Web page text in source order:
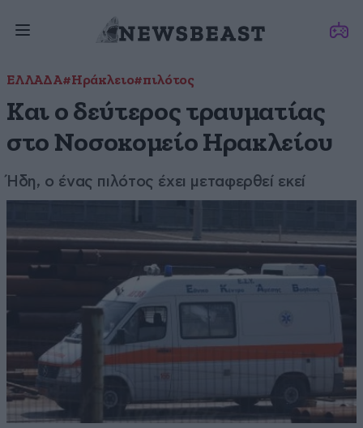
ΕΛΛΑΔΑ#Ηράκλειο#πιλότος
Και ο δεύτερος τραυματίας
στο Νοσοκομείο Ηρακλείου
Ήδη, ο ένας πιλότος έχει μεταφερθεί εκεί